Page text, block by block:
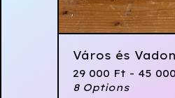
Város és
29 000 Ft - 45 000
8 Options